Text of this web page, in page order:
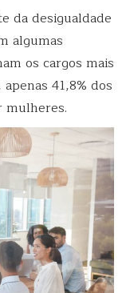
da desigualdade
algumas
os cargos mais
41,8% dos
mulheres.